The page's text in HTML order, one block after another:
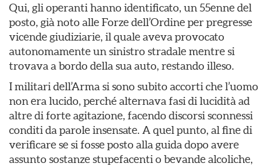
Qui, gli operanti hanno identificato, un 55enne del
posto, già noto alle Forze dell’Ordine per pregresse
vicende giudiziarie, il quale aveva provocato
autonomamente un sinistro stradale mentre si
trovava a bordo della sua auto, restando illeso.
I militari dell’Arma si sono subito accorti che l’uomo
non era lucido, perché alternava fasi di lucidità ad
altre di forte agitazione, facendo discorsi sconnessi
conditi da parole insensate. A quel punto, al fine di
verificare se si fosse posto alla guida dopo avere
assunto sostanze stupefacenti o bevande alcoliche,